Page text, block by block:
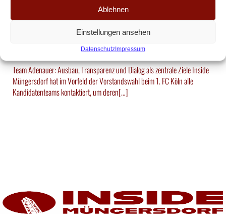
Ablehnen
Einstellungen ansehen
Datenschutz Impressum
„Der FC muss für alle bezahlbar
bleiben“ – Team Adenauer im
Vorstandscheck
Team Adenauer: Ausbau, Transparenz und Dialog als zentrale Ziele Inside
Müngersdorf hat im Vorfeld der Vorstandswahl beim 1. FC Köln alle
Kandidatenteams kontaktiert, um deren[…]